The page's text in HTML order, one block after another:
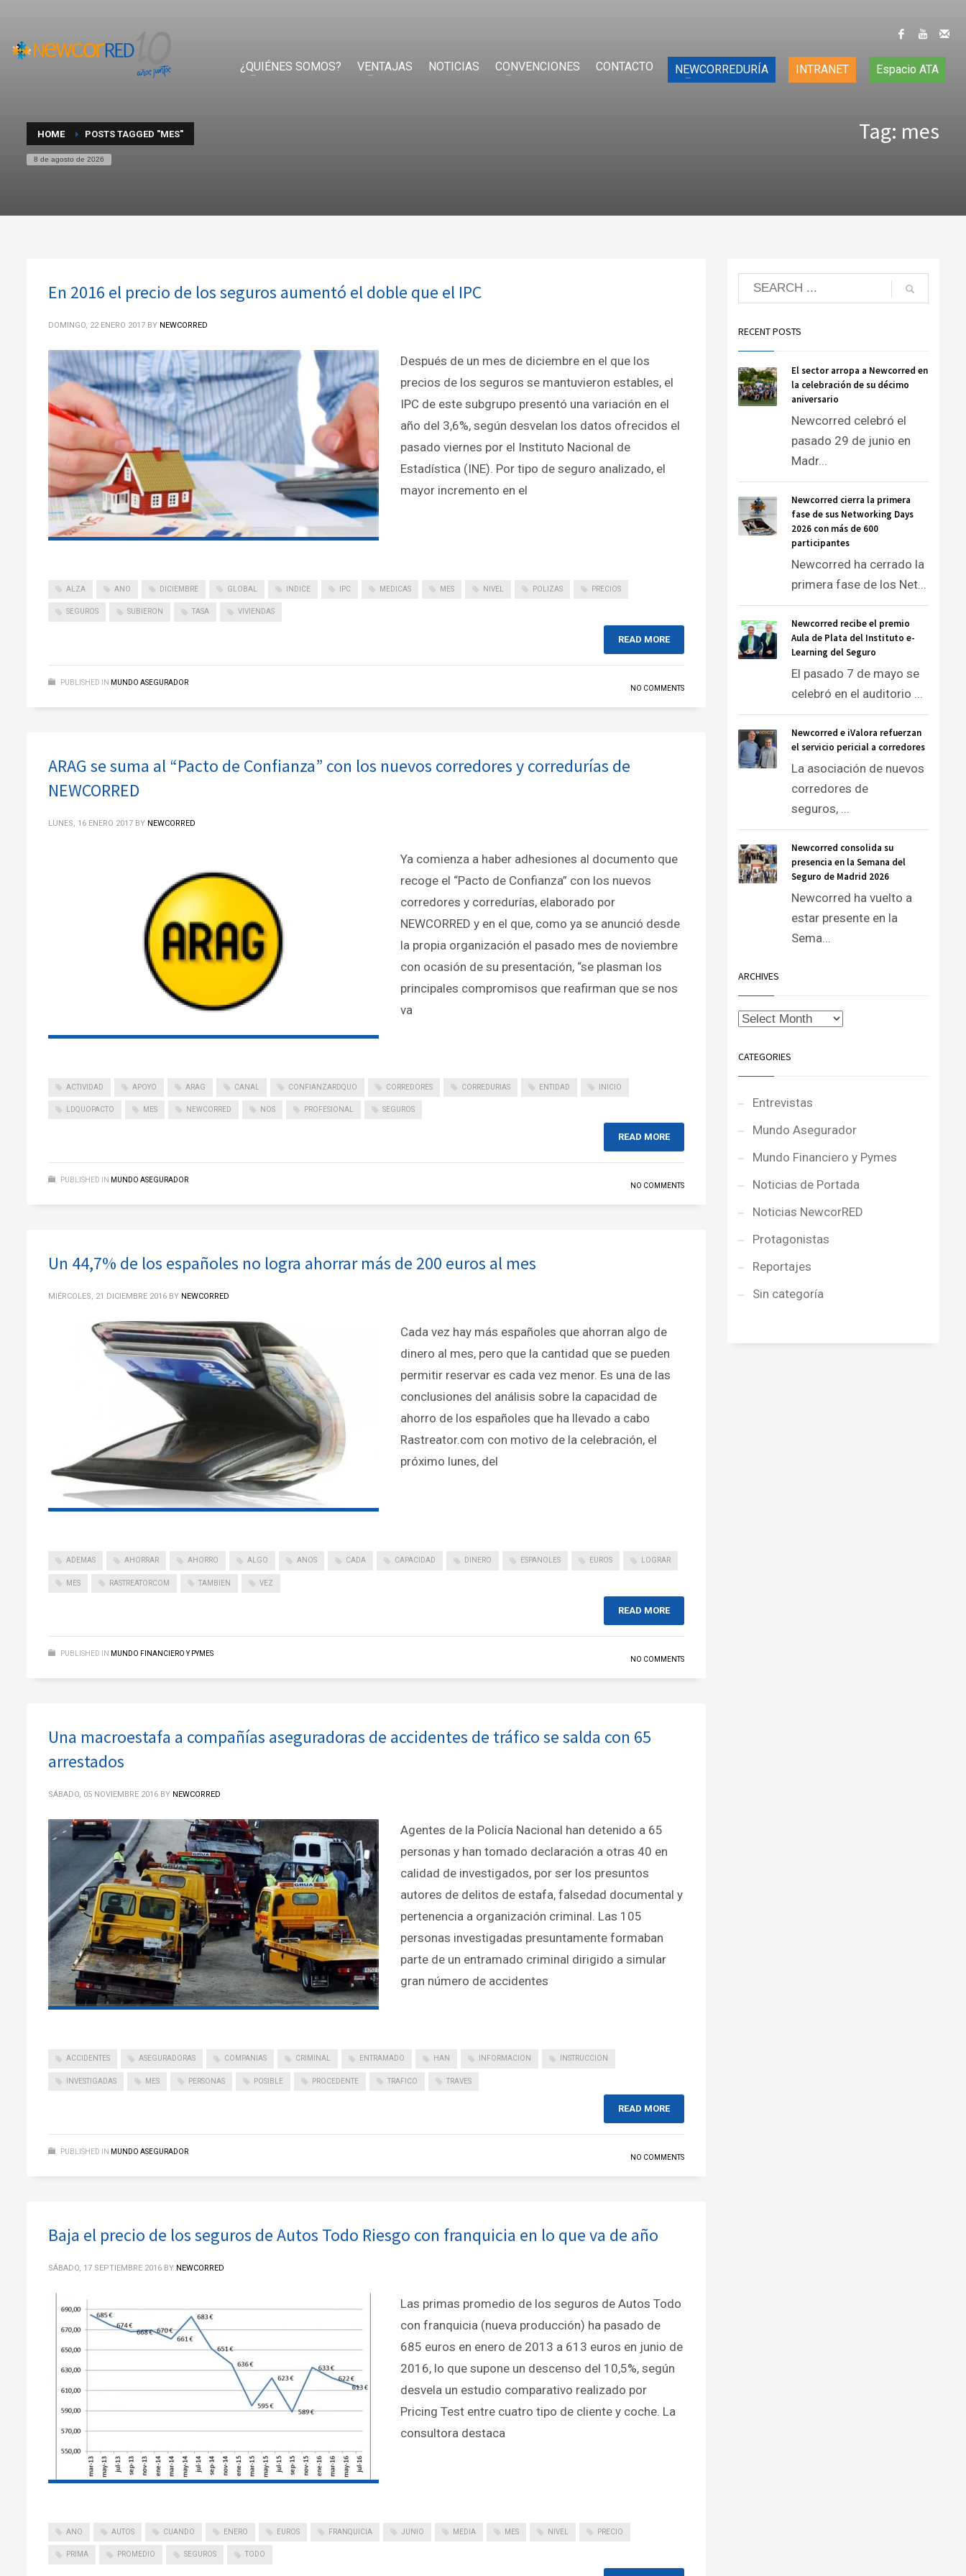
¿QUIÉNES SOMOS? VENTAJAS NOTICIAS CONVENCIONES CONTACTO NEWCORREDURÍA INTRANET Espacio ATA
HOME POSTS TAGGED "MES"
8 de agosto de 2026
Tag: mes
En 2016 el precio de los seguros aumentó el doble que el IPC
DOMINGO, 22 ENERO 2017 BY NEWCORRED
Después de un mes de diciembre en el que los
precios de los seguros se mantuvieron estables, el
IPC de este subgrupo presentó una variación en el
año del 3,6%, según desvelan los datos ofrecidos el
pasado viernes por el Instituto Nacional de
Estadística (INE). Por tipo de seguro analizado, el
mayor incremento en el
ALZA ANO DICIEMBRE GLOBAL INDICE IPC MEDICAS MES NIVEL POLIZAS PRECIOS
SEGUROS SUBIERON TASA VIVIENDAS
READ MORE
PUBLISHED IN MUNDO ASEGURADOR
NO COMMENTS
ARAG se suma al “Pacto de Confianza” con los nuevos corredores y corredurías de
NEWCORRED
LUNES, 16 ENERO 2017 BY NEWCORRED
Ya comienza a haber adhesiones al documento que
recoge el “Pacto de Confianza” con los nuevos
corredores y corredurías, elaborado por
NEWCORRED y en el que, como ya se anunció desde
la propia organización el pasado mes de noviembre
con ocasión de su presentación, “se plasman los
principales compromisos que reafirman que se nos
va
ACTIVIDAD APOYO ARAG CANAL CONFIANZARDQUO CORREDORES CORREDURIAS ENTIDAD INICIO
LDQUOPACTO MES NEWCORRED NOS PROFESIONAL SEGUROS
READ MORE
PUBLISHED IN MUNDO ASEGURADOR
NO COMMENTS
Un 44,7% de los españoles no logra ahorrar más de 200 euros al mes
MIÉRCOLES, 21 DICIEMBRE 2016 BY NEWCORRED
Cada vez hay más españoles que ahorran algo de
dinero al mes, pero que la cantidad que se pueden
permitir reservar es cada vez menor. Es una de las
conclusiones del análisis sobre la capacidad de
ahorro de los españoles que ha llevado a cabo
Rastreator.com con motivo de la celebración, el
próximo lunes, del
ADEMAS AHORRAR AHORRO ALGO ANOS CADA CAPACIDAD DINERO ESPANOLES EUROS LOGRAR
MES RASTREATORCOM TAMBIEN VEZ
READ MORE
PUBLISHED IN MUNDO FINANCIERO Y PYMES
NO COMMENTS
Una macroestafa a compañías aseguradoras de accidentes de tráfico se salda con 65
arrestados
SÁBADO, 05 NOVIEMBRE 2016 BY NEWCORRED
Agentes de la Policía Nacional han detenido a 65
personas y han tomado declaración a otras 40 en
calidad de investigados, por ser los presuntos
autores de delitos de estafa, falsedad documental y
pertenencia a organización criminal. Las 105
personas investigadas presuntamente formaban
parte de un entramado criminal dirigido a simular
gran número de accidentes
ACCIDENTES ASEGURADORAS COMPANIAS CRIMINAL ENTRAMADO HAN INFORMACION INSTRUCCION
INVESTIGADAS MES PERSONAS POSIBLE PROCEDENTE TRAFICO TRAVES
READ MORE
PUBLISHED IN MUNDO ASEGURADOR
NO COMMENTS
Baja el precio de los seguros de Autos Todo Riesgo con franquicia en lo que va de año
SÁBADO, 17 SEPTIEMBRE 2016 BY NEWCORRED
Las primas promedio de los seguros de Autos Todo
con franquicia (nueva producción) ha pasado de
685 euros en enero de 2013 a 613 euros en junio de
2016, lo que supone un descenso del 10,5%, según
desvela un estudio comparativo realizado por
Pricing Test entre cuatro tipo de cliente y coche. La
consultora destaca
ANO AUTOS CUANDO ENERO EUROS FRANQUICIA JUNIO MEDIA MES NIVEL PRECIO
PRIMA PROMEDIO SEGUROS TODO
RECENT POSTS
El sector arropa a Newcorred en
la celebración de su décimo
aniversario
Newcorred celebró el
pasado 29 de junio en
Madr...
Newcorred cierra la primera
fase de sus Networking Days
2026 con más de 600
participantes
Newcorred ha cerrado la
primera fase de los Net...
Newcorred recibe el premio
Aula de Plata del Instituto e-
Learning del Seguro
El pasado 7 de mayo se
celebró en el auditorio ...
Newcorred e iValora refuerzan
el servicio pericial a corredores
La asociación de nuevos
corredores de
seguros, ...
Newcorred consolida su
presencia en la Semana del
Seguro de Madrid 2026
Newcorred ha vuelto a
estar presente en la
Sema...
ARCHIVES
CATEGORIES
Entrevistas
Mundo Asegurador
Mundo Financiero y Pymes
Noticias de Portada
Noticias NewcorRED
Protagonistas
Reportajes
Sin categoría